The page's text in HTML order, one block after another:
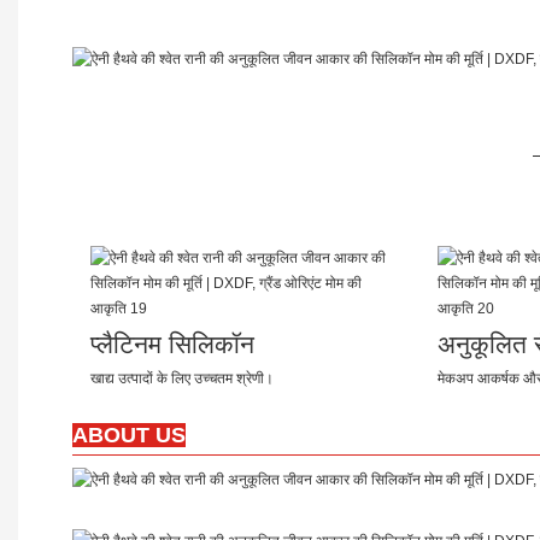
प्लैटिनम सिलिकॉन
खाद्य उत्पादों के लिए उच्चतम श्रेणी।
अनुकूलित
मेकअप आकर्षक और
ABOUT US